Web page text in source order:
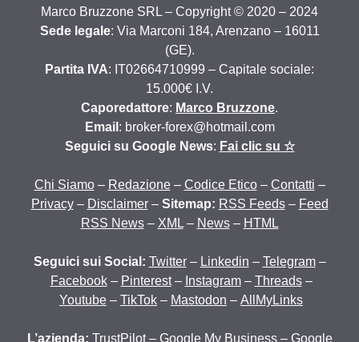
Marco Bruzzone SRL – Copyright © 2020 – 2024
Sede legale: Via Marconi 184, Arenzano – 16011
(GE).
Partita IVA: IT02664710999 – Capitale sociale:
15.000€ I.V.
Caporedattore: Marco Bruzzone.
Email : broker-forex@hotmail.com
Seguici su Google News: Fai clic su ☆
Chi Siamo– Redazione– Codice Etico– Contatti –
Privacy– Disclaimer– Sitemap: RSS Feeds– Feed
RSS News– XML– News– HTML
Seguici sui Social: Twitter– Linkedin – Telegram–
Facebook– Pinterest– Instagram– Threads–
Youtube – TikTok – Mastodon – AllMyLinks
L’azienda: TrustPilot– Google My Business– Google